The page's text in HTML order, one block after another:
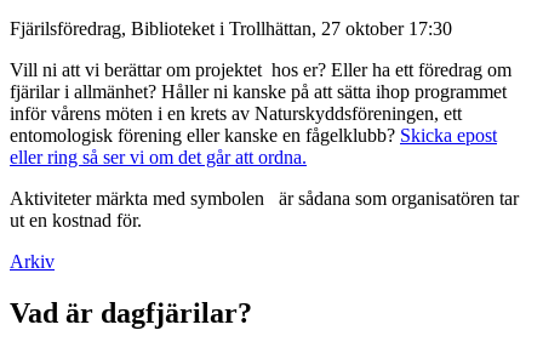
Fjärilsföredrag, Biblioteket i Trollhättan, 27 oktober 17:30
Vill ni att vi berättar om projektet hos er? Eller ha ett föredrag om
fjärilar i allmänhet? Håller ni kanske på att sätta ihop programmet
inför vårens möten i en krets av Naturskyddsföreningen, ett
entomologisk förening eller kanske en fågelklubb? Skicka epost
eller ring så ser vi om det går att ordna.
Aktiviteter märkta med symbolen
är sådana som organisatören tar
ut en kostnad för.
Arkiv
Vad är dagfjärilar?